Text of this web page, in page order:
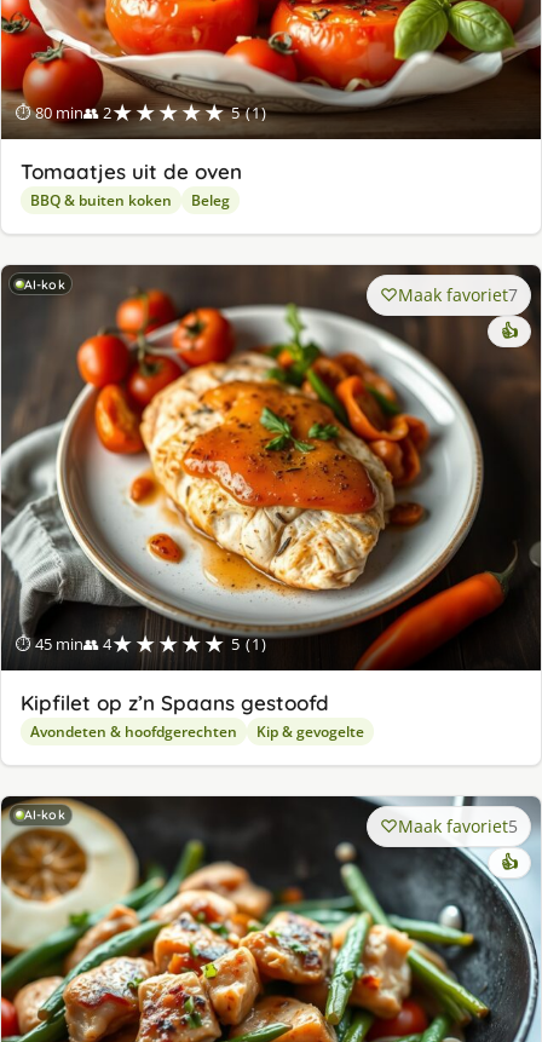
⏱ 80 min👥 2★★★★★ 5 (1)
Tomaatjes uit de oven
BBQ & buiten koken Beleg
AI-kok
⏱ 45 min👥 4★★★★★ 5 (1)
Maak favoriet7
👍
Kipfilet op z’n Spaans gestoofd
Avondeten & hoofdgerechten Kip & gevogelte
AI-kok Maak favoriet5
👍